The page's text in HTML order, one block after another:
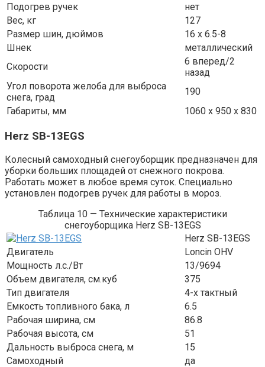
Подогрев ручек
нет
Вес, кг
127
Размер шин, дюймов
16 х 6.5-8
Шнек
металлический
Скорости
6 вперед/2
назад
Угол поворота желоба для выброса
снега, град
190
Габариты, мм
1060 х 950 х 830
Herz SB-13EGS
Колесный самоходный снегоуборщик предназначен для
уборки больших площадей от снежного покрова.
Работать может в любое время суток. Специально
установлен подогрев ручек для работы в мороз.
Таблица 10 — Технические характеристики
снегоуборщика Herz SB-13EGS
Herz SB-13EGS
Двигатель
Loncin OHV
Мощность л.с./Вт
13/9694
Объем двигателя, см.куб
375
Тип двигателя
4-х тактный
Емкость топливного бака, л
6.5
Рабочая ширина, см
86.8
Рабочая высота, см
51
Дальность выброса снега, м
15
Самоходный
да